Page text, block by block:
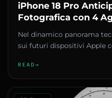
iPhone 18 Pro
Fotografica con 4
Chiave
Nel dinamico panorama
sui futuri dispositivi Apple
READ →